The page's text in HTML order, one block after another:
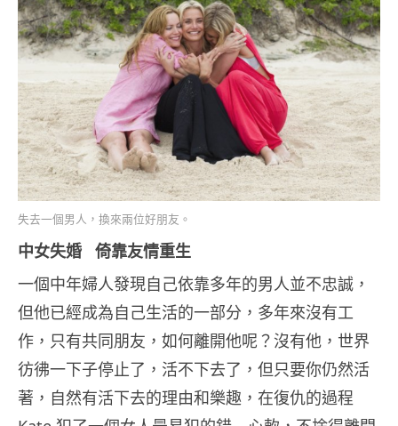
失去一個男人，換來兩位好朋友。
中女失婚 倚靠友情重生
一個中年婦人發現自己依靠多年的男人並不忠誠，
但他已經成為自己生活的一部分，多年來沒有工
作，只有共同朋友，如何離開他呢？沒有他，世界
彷彿一下子停止了，活不下去了，但只要你仍然活
著，自然有活下去的理由和樂趣，在復仇的過程